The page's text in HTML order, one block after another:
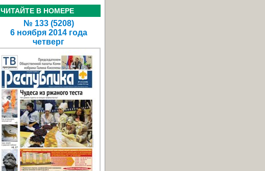
ЧИТАЙТЕ В НОМЕРЕ
№ 133 (5208)
6 ноября 2014 года
четверг